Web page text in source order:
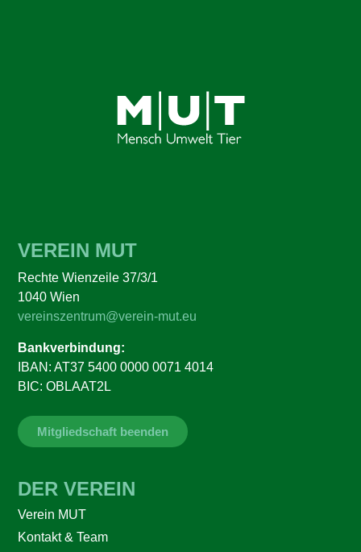
VEREIN MUT
Rechte Wienzeile 37/3/1
1040 Wien
vereinszentrum@verein-mut.eu
Bankverbindung:
IBAN: AT37 5400 0000 0071 4014
BIC: OBLAAT2L
Mitgliedschaft beenden
DER VEREIN
Verein MUT
Kontakt & Team